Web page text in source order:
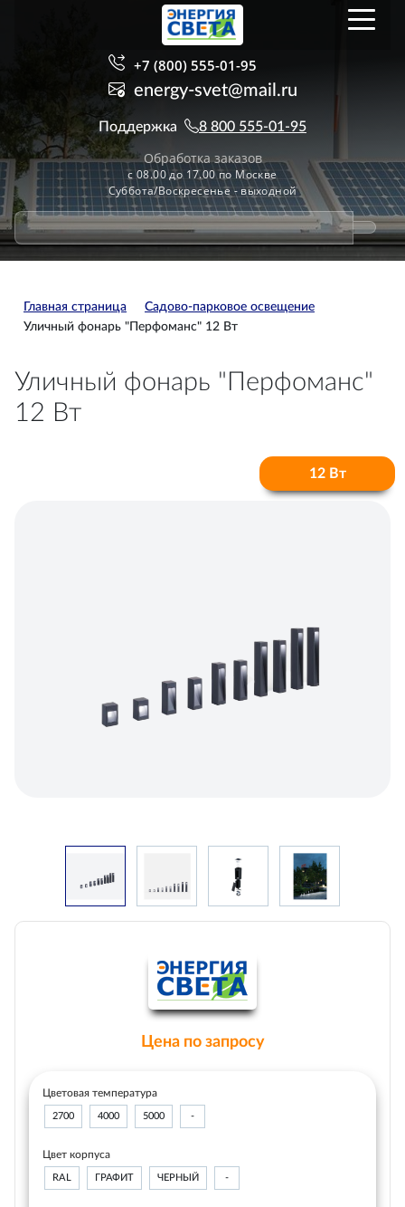
+7 (800) 555-01-95
energy-svet@mail.ru
Поддержка 8 800 555-01-95
Обработка заказов
с 08.00 до 17.00 по Москве
Суббота/Воскресенье - выходной
Главная страница
Садово-парковое освещение
Уличный фонарь "Перфоманс" 12 Вт
Уличный фонарь "Перфоманс"
12 Вт
12 Вт
Цена по запросу
Цветовая температура
2700 4000 5000 -
Цвет корпуса
RAL ГРАФИТ ЧЕРНЫЙ -